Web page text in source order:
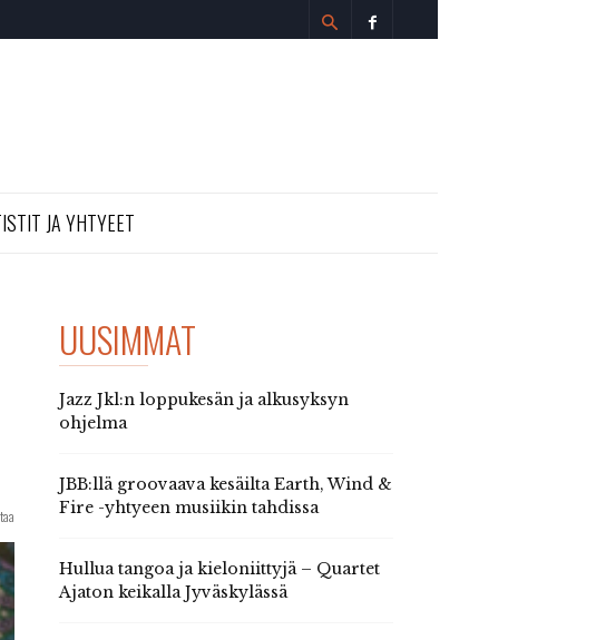
JA YHTYEET
UUSIMMAT
Jazz Jkl:n loppukesän ja alkusyksyn
ohjelma
JBB:llä groovaava kesäilta Earth, Wind &
Fire -yhtyeen musiikin tahdissa
Hullua tangoa ja kieloniittyjä – Quartet
Ajaton keikalla Jyväskylässä